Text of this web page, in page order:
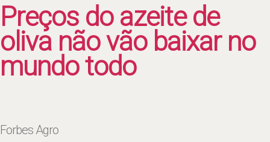
Preços do azeite de
oliva não vão baixar no
mundo todo
Forbes Agro